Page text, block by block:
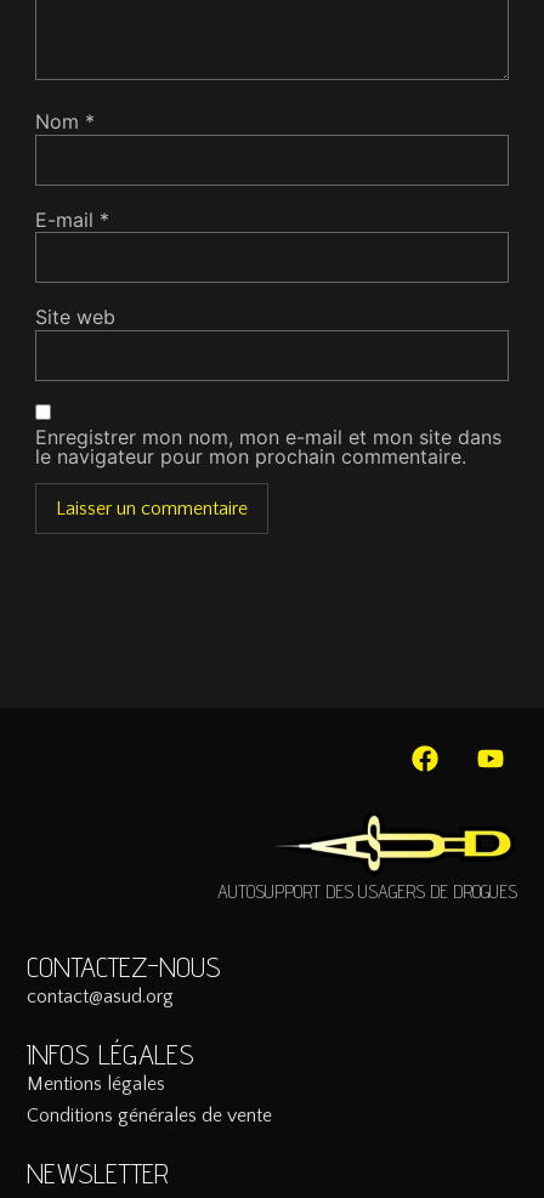
Nom *
E-mail *
Site web
Enregistrer mon nom, mon e-mail et mon site dans
le navigateur pour mon prochain commentaire.
AUTOSUPPORT DES USAGERS DE DROGUES
CONTACTEZ-NOUS
contact@asud.org
INFOS LÉGALES
Mentions légales
Conditions générales de vente
NEWSLETTER